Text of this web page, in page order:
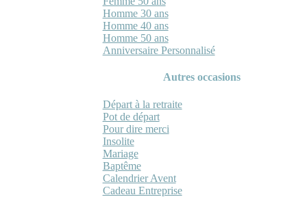
Homme 30 ans
Homme 40 ans
Homme 50 ans
Anniversaire Personnalisé
Autres occasions
Départ à la retraite
Pot de départ
Pour dire merci
Insolite
Mariage
Baptême
Calendrier Avent
Cadeau Entreprise